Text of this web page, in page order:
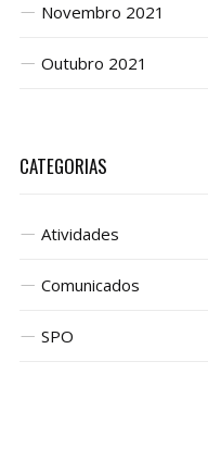
Novembro 2021
Outubro 2021
CATEGORIAS
Atividades
Comunicados
SPO